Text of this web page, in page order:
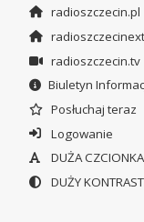
radioszczecin.pl
radioszczecin.tv
Biuletyn
Posłuchaj teraz
Logowanie
DUŻA CZCIONKA
DUŻY KONTRAST